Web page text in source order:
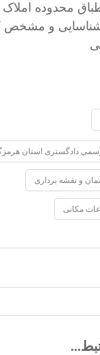
محدوده
و مشخص
دادگستری استان
مکانی